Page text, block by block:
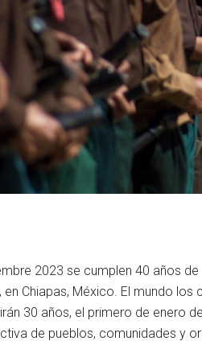
2023 se cumplen 40 años
en Chiapas, México. El mundo
30 años, el primero de enero
de pueblos, comunidades y